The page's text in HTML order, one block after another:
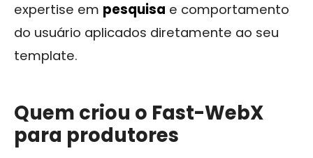
expertise em pesquisa e comportamento
do usuário aplicados diretamente ao seu
template.
Quem criou o Fast-WebX
para produtores